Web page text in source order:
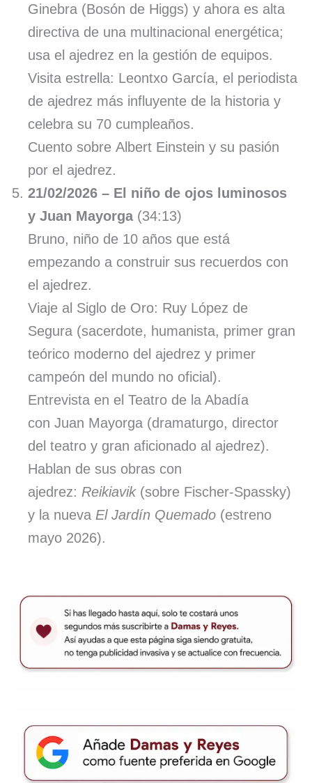
Ginebra (Bosón de Higgs) y ahora es alta
directiva de una multinacional energética;
usa el ajedrez en la gestión de equipos.
Visita estrella: Leontxo García, el periodista
de ajedrez más influyente de la historia y
celebra su 70 cumpleaños.
Cuento sobre Albert Einstein y su pasión
por el ajedrez.
21/02/2026 – El niño de ojos luminosos
y Juan Mayorga(34:13)
Bruno, niño de 10 años que está
empezando a construir sus recuerdos con
el ajedrez.
Viaje al Siglo de Oro: Ruy López de
Segura (sacerdote, humanista, primer gran
teórico moderno del ajedrez y primer
campeón del mundo no oficial).
Entrevista en el Teatro de la Abadía
con Juan Mayorga (dramaturgo, director
del teatro y gran aficionado al ajedrez).
Hablan de sus obras con
ajedrez: Reikiavik(sobre Fischer-Spassky)
y la nueva El Jardín Quemado (estreno
mayo 2026).